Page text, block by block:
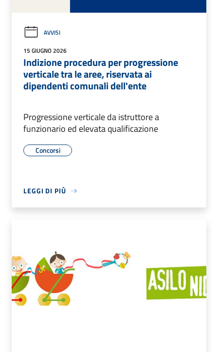
AVVISI
15 GIUGNO 2026
Indizione procedura per progressione
verticale tra le aree, riservata ai
dipendenti comunali dell'ente
Progressione verticale da istruttore a
funzionario ed elevata qualificazione
Concorsi
LEGGI DI PIÙ